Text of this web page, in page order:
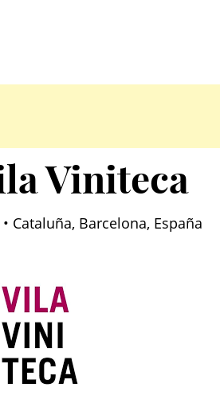
Viniteca
Cataluña, Barcelona, España